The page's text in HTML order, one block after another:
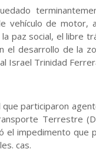
vehículo de motor,
paz social, el libre
el desarrollo de la
Israel Trinidad
participaron
Terrestre
el impedimento
cas.